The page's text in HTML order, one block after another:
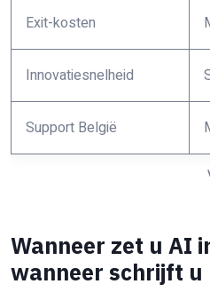
Exit-kosten
Innovatiesnelheid
Support België
Wanneer zet u AI
wanneer schrijft u